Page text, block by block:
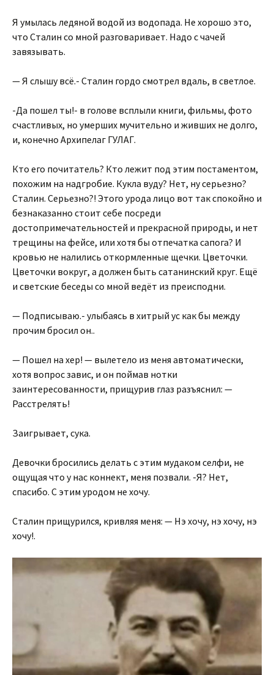
Я умылась ледяной водой из водопада. Не хорошо это,
что Сталин со мной разговаривает. Надо с чачей
завязывать.
— Я слышу всё.- Сталин гордо смотрел вдаль, в светлое.
-Да пошел ты!- в голове всплыли книги, фильмы, фото
счастливых, но умерших мучительно и живших не долго,
и, конечно Архипелаг ГУЛАГ.
Кто его почитатель? Кто лежит под этим постаментом,
похожим на надгробие. Кукла вуду? Нет, ну серьезно?
Сталин. Серьезно?! Этого урода лицо вот так спокойно и
безнаказанно стоит себе посреди
достопримечательностей и прекрасной природы, и нет
трещины на фейсе, или хотя бы отпечатка сапога? И
кровью не налились откормленные щечки. Цветочки.
Цветочки вокруг, а должен быть сатанинский круг. Ещё
и светские беседы со мной ведёт из преисподни.
— Подписываю.- улыбаясь в хитрый ус как бы между
прочим бросил он..
— Пошел на хер! — вылетело из меня автоматически,
хотя вопрос завис, и он поймав нотки
заинтересованности, прищурив глаз разъяснил: —
Расстрелять!
Заигрывает, сука.
Девочки бросились делать с этим мудаком селфи, не
ощущая что у нас коннект, меня позвали. -Я? Нет,
спасибо. С этим уродом не хочу.
Сталин прищурился, кривляя меня: — Нэ хочу, нэ хочу, нэ
хочу!.